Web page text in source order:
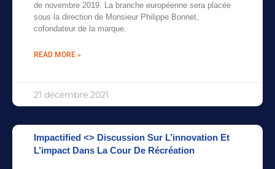
de novembre 2019. La branche européenne sera placée
sous la direction de Monsieur Philippe Bonnet,
cofondateur de la marque.
READ MORE »
21 décembre 2021
Impactified <> Discussion Sur L’innovation Et
L’impact Dans La Cour De Récréation